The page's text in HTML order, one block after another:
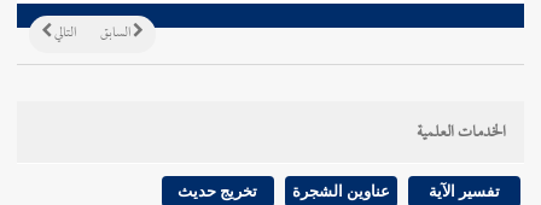
التالي السابق
الخدمات العلمية
تفسير الآية عناوين الشجرة تخريج حديث